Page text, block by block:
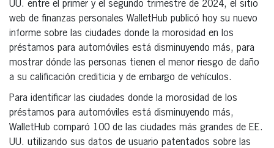
UU. entre el primer y el segundo trimestre de 2024, el sitio
web de finanzas personales WalletHub publicó hoy su nuevo
informe sobre las ciudades donde la morosidad en los
préstamos para automóviles está disminuyendo más, para
mostrar dónde las personas tienen el menor riesgo de daño
a su calificación crediticia y de embargo de vehículos.
Para identificar las ciudades donde la morosidad de los
préstamos para automóviles está disminuyendo más,
WalletHub comparó 100 de las ciudades más grandes de EE.
UU. utilizando sus datos de usuario patentados sobre las